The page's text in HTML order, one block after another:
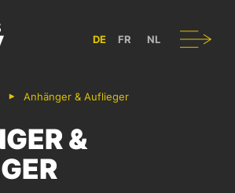
VON NUTZFAHRZEUGEN IN
DE FR NL
Navigation
Anhänger & Auflieger
&